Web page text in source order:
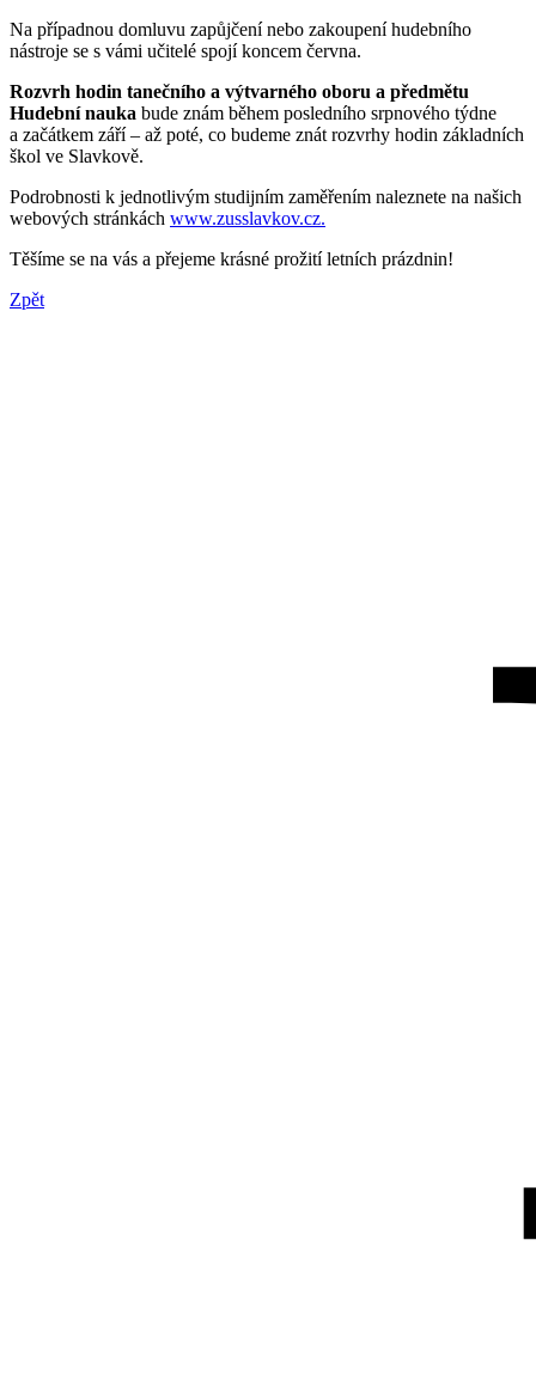
Na případnou domluvu zapůjčení nebo zakoupení hudebního
nástroje se s vámi učitelé spojí koncem června.
Rozvrh hodin tanečního a výtvarného oboru a předmětu
Hudební nauka bude znám během posledního srpnového týdne
a začátkem září – až poté, co budeme znát rozvrhy hodin základních
škol ve Slavkově.
Podrobnosti k jednotlivým studijním zaměřením naleznete na našich
webových stránkách www.zusslavkov.cz.
Těšíme se na vás a přejeme krásné prožití letních prázdnin!
Zpět